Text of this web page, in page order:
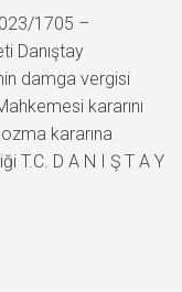
1705 –
Danıştay
damga vergisi
kararını
kararına
T.C. D A N I Ş T A Y